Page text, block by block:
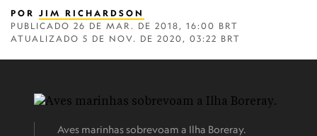
POR JIM RICHARDSON
PUBLICADO 26 DE MAR. DE 2018, 16:00 BRT
ATUALIZADO 5 DE NOV. DE 2020, 03:22 BRT
Aves marinhas sobrevoam a Ilha Boreray.